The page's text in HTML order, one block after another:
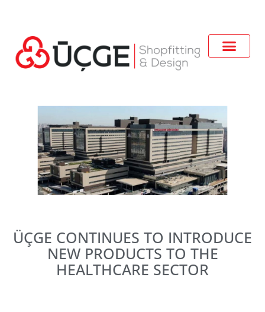
ÜÇGE CONTINUES TO INTRODUCE
NEW PRODUCTS TO THE
HEALTHCARE SECTOR